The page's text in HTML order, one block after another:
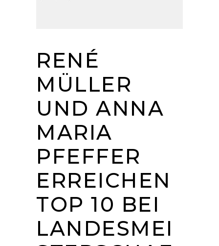
RENÉ
MÜLLER
UND ANNA
MARIA
PFEFFER
ERREICHEN
TOP 10 BEI
LANDESMEI